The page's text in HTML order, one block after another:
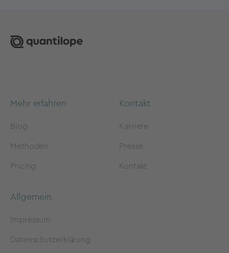
Mehr erfahren
Blog
Methoden
Pricing
Kontakt
Karriere
Presse
Kontakt
Allgemein
Impressum
Datenschutzerklärung